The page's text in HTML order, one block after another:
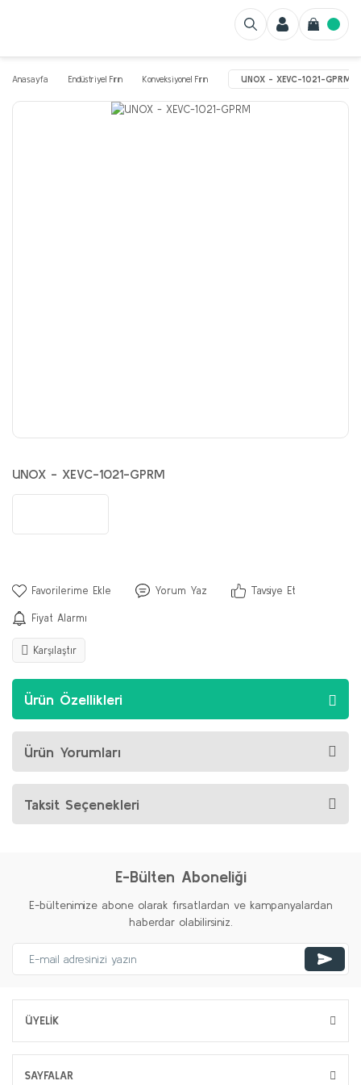
Anasayfa Endüstriyel Fırın Konveksiyonel Fırın UNOX - XEVC-1021-GPRM
UNOX - XEVC-1021-GPRM
Yorum Yaz Tavsiye Et
Fiyat Alarmı
Karşılaştır
Ürün Özellikleri
Ürün Yorumları
Taksit Seçenekleri
E-Bülten Aboneliği
E-bültenimize abone olarak fırsatlardan ve kampanyalardan
haberdar olabilirsiniz.
ÜYELİK
SAYFALAR